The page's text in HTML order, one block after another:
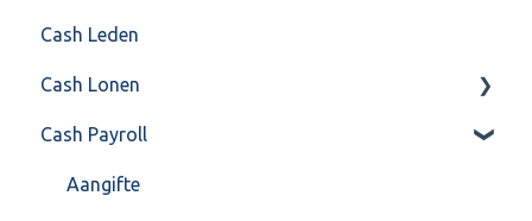
Instellingen
Algemeen
Formulierlayout
Inkoop
Verkoop
Voorraad
Overig
Cash Leden
Cash Lonen
Algemeen
Inrichting
Cash Payroll
Aangifte